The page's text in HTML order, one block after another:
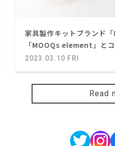
家具製作キットブランド
「MOOQs element」と
2023.03.10 FRI
Read